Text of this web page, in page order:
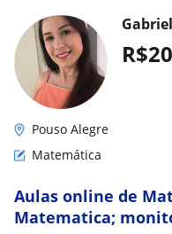
R$20
Pouso Alegre
Matemática
Aulas online de
Matematica;